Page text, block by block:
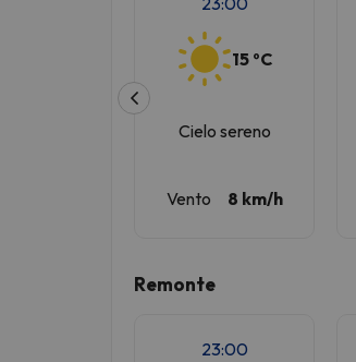
15 ºC
Cielo sereno
Vento 8 km/h
Remonte
23:00